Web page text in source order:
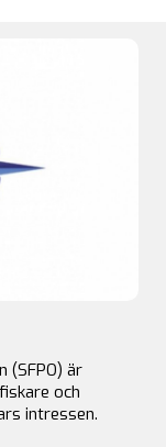
(SFPO) är
och
intressen.